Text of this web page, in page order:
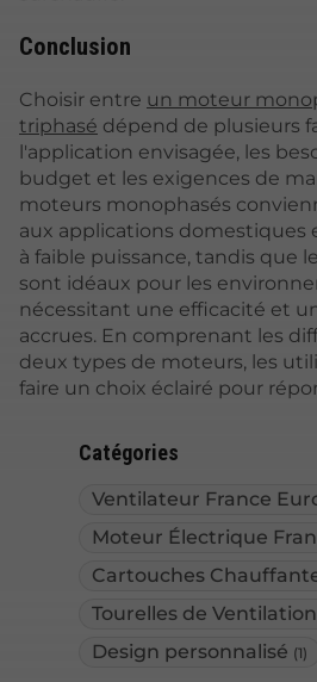
Catégories
Cartouches
Design personnalisé (1)
Conclusion
Choisir entre un moteur
triphasé dépend de plusieurs
l'application envisagée, les
budget et les exigences de
moteurs monophasés
aux applications domestiques
à faible puissance, tandis que
sont idéaux pour les
nécessitant une efficacité et
accrues. En comprenant les
deux types de moteurs, les
faire un choix éclairé pour